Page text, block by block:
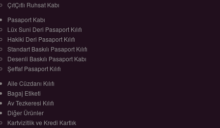
ÇıtÇıtlı Ruhsat Kabı
Pasaport Kabı
Lüx Suni Deri Pasaport Kılıfı
Hakiki Deri Pasaport Kılıfı
Standart Baskılı Pasaport Kılıfı
Desenli Baskılı Pasaport Kabı
Şeffaf Pasaport Kılıfı
Aile Cüzdanı Kılıfı
Bagaj Etiketi
Av Tezkeresi Kılıfı
Diğer Ürünler
Kartvizitlik ve Kredi Kartlık